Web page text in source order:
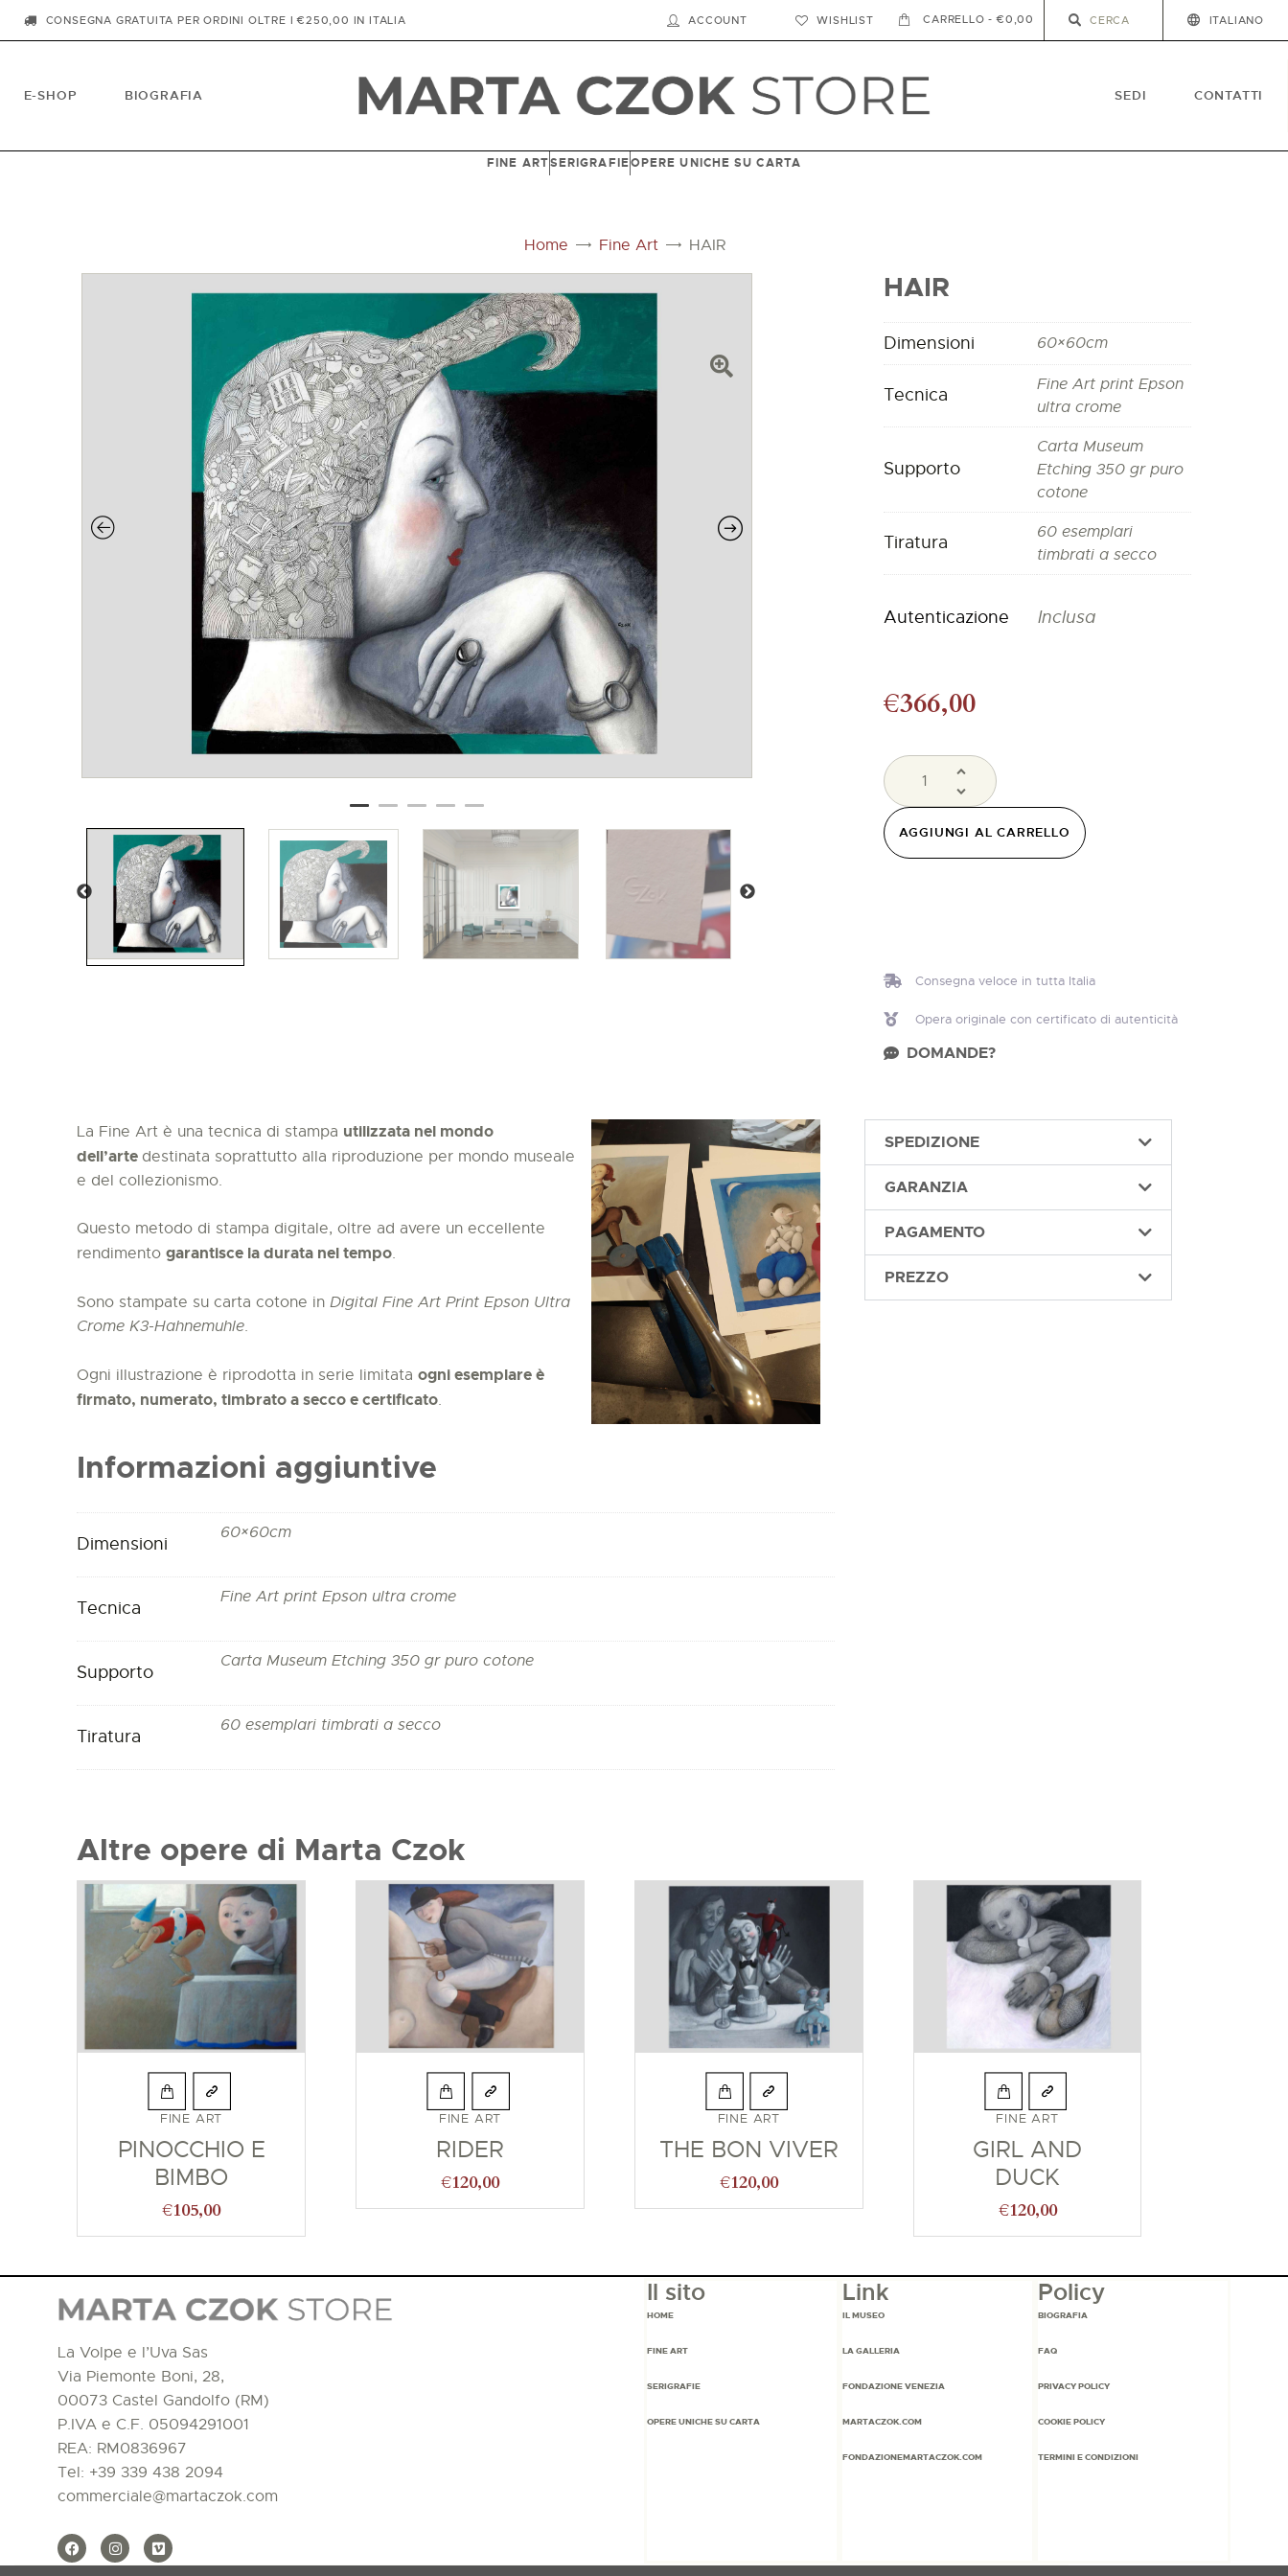
CONSEGNA GRATUITA PER ORDINI OLTRE I €250,00 IN ITALIA ACCOUNT WISHLIST -€0,00 ITALIANO
E-SHOP BIOGRAFIA SEDI CONTATTI
FINE ARTSERIGRAFIEOPERE UNICHE SU CARTA
SHOP
BIOGRAFIA
LE SEDI
CONTATTI
CARRELLO
ACCOUNT
ENGLISH
Home Fine Art HAIR
HAIR
Dimensioni 60×60cm
Tecnica
Fine Art print Epson
ultra crome
Supporto
Carta Museum
Etching 350 gr puro
cotone
Tiratura
60 esemplari
timbrati a secco
Autenticazione Inclusa
€366,00
AGGIUNGI AL CARRELLO
Consegna veloce in tutta Italia
Opera originale con certificato di autenticità
DOMANDE?
La Fine Art è una tecnica di stampa utilizzata nel mondo
dell’arte destinata soprattutto alla riproduzione per mondo museale
e del collezionismo.
Questo metodo di stampa digitale, oltre ad avere un eccellente
rendimento garantisce la durata nel tempo.
Sono stampate su carta cotone in Digital Fine Art Print Epson Ultra
Crome K3-Hahnemuhle.
Ogni illustrazione è riprodotta in serie limitata ogni esemplare è
firmato, numerato, timbrato a secco e certificato.
Informazioni aggiuntive
Dimensioni
60×60cm
Tecnica
Fine Art print Epson ultra crome
Supporto
Carta Museum Etching 350 gr puro cotone
Tiratura
60 esemplari timbrati a secco
SPEDIZIONE
GARANZIA
PAGAMENTO
PREZZO
Altre opere di Marta Czok
FINE ART
PINOCCHIO E
BIMBO
€105,00
FINE ART
RIDER
€120,00
FINE ART
THE BON VIVER
€120,00
FINE ART
GIRL AND
DUCK
€120,00
La Volpe e l’Uva Sas
Via Piemonte Boni, 28,
00073 Castel Gandolfo (RM)
P.IVA e C.F. 05094291001
REA: RM0836967
Tel: +39 339 438 2094
commerciale@martaczok.com
Il sito
HOME
FINE ART
SERIGRAFIE
OPERE UNICHE SU CARTA
Link
IL MUSEO
LA GALLERIA
FONDAZIONE VENEZIA
MARTACZOK.COM
FONDAZIONEMARTACZOK.COM
Policy
BIOGRAFIA
FAQ
PRIVACY POLICY
COOKIE POLICY
TERMINI E CONDIZIONI